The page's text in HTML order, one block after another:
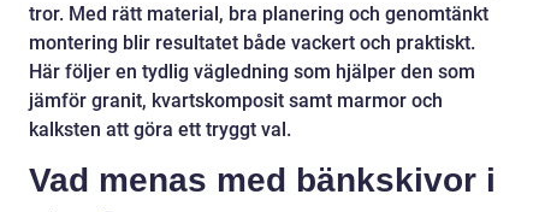
tror. Med rätt material, bra planering och genomtänkt
montering blir resultatet både vackert och praktiskt.
Här följer en tydlig vägledning som hjälper den som
jämför granit, kvartskomposit samt marmor och
kalksten att göra ett tryggt val.
Vad menas med bänkskivor i